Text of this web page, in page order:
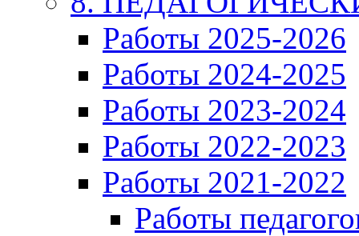
Работы 2025-2026
Работы 2024-2025
Работы 2023-2024
Работы 2022-2023
Работы 2021-2022
Работы